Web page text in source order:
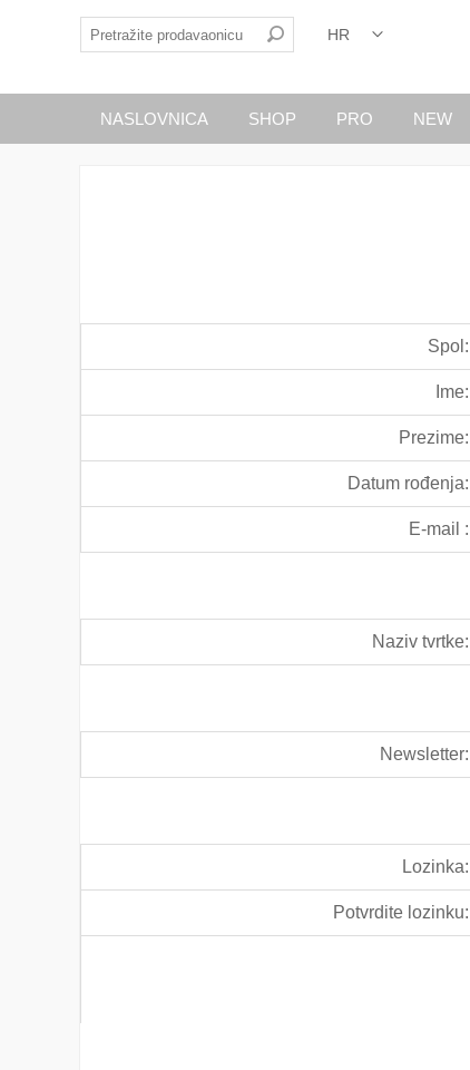
NASLOVNICA SHOP PRO NEW
Spol:
Ime:
Prezime:
Datum rođenja:
E-mail :
Naziv tvrtke:
Newsletter:
Lozinka:
Potvrdite lozinku: